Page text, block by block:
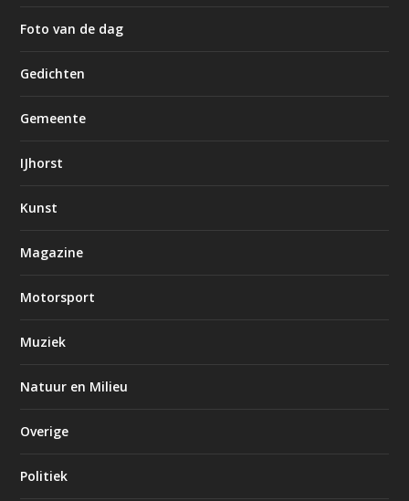
Foto van de dag
Gedichten
Gemeente
IJhorst
Kunst
Magazine
Motorsport
Muziek
Natuur en Milieu
Overige
Politiek